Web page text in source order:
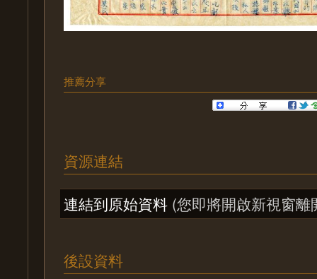
推薦分享
資源連結
連結到原始資料 (您即將開啟新視窗離
後設資料